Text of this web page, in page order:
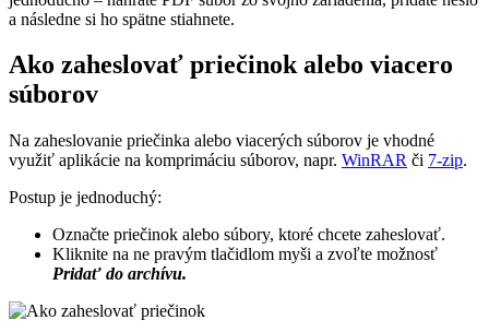
a následne si ho spätne stiahnete.
Ako zaheslovať priečinok alebo viacero
súborov
Na zaheslovanie priečinka alebo viacerých súborov je vhodné
využiť aplikácie na komprimáciu súborov, napr. WinRAR či 7-zip.
Postup je jednoduchý:
Označte priečinok alebo súbory, ktoré chcete zaheslovať.
Kliknite na ne pravým tlačidlom myši a zvoľte možnosť
Pridať do archívu.